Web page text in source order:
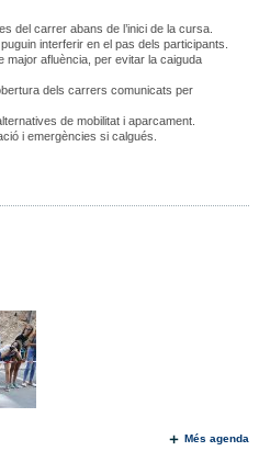
del carrer abans de l’inici de la cursa.
interferir en el pas dels participants.
major afluència, per evitar la caiguda
dels carrers comunicats per
de mobilitat i aparcament.
i emergències si calgués.
Més agenda